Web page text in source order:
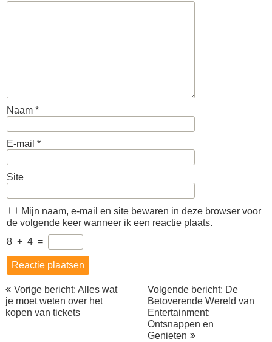
Naam *
E-mail *
Site
Mijn naam, e-mail en site bewaren in deze browser voor
de volgende keer wanneer ik een reactie plaats.
8 + 4 =
Berichtnavigatie
Vorige bericht: Alles wat
je moet weten over het
kopen van tickets
Volgende bericht: De
Betoverende Wereld van
Entertainment:
Ontsnappen en
Genieten